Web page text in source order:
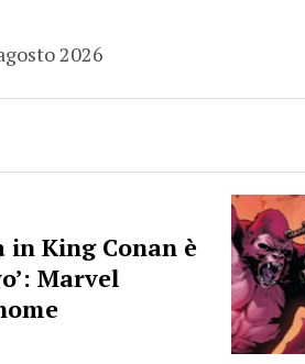
2026
in King Conan è
Marvel